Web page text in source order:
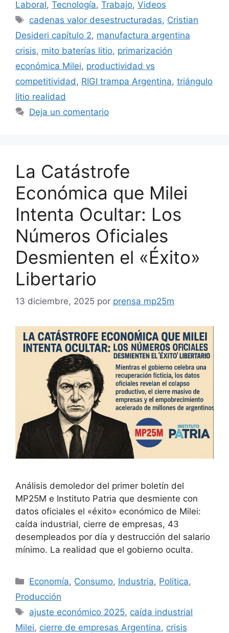
Laboral, Tecnología, Trabajo, Videos
cadenas valor desestructuradas, Cristian
Desideri capítulo 2, manufactura argentina
crisis, mito baterías litio, primarización
económica Milei, productividad vs
competitividad , RIGI trampa Argentina, triángulo
litio realidad
Deja un comentario
La Catástrofe
Económica que Milei
Intenta Ocultar: Los
Números Oficiales
Desmienten el «Éxito»
Libertario
13 diciembre, 2025 por prensa mp25m
Análisis demoledor del primer boletín del
MP25M e Instituto Patria que desmiente con
datos oficiales el «éxito» económico de Milei:
caída industrial, cierre de empresas, 43
desempleados por día y destrucción del salario
mínimo. La realidad que el gobierno oculta.
Economía, Consumo, Industria, Politica,
Producción
ajuste económico 2025, caída industrial
Milei, cierre de empresas Argentina, crisis